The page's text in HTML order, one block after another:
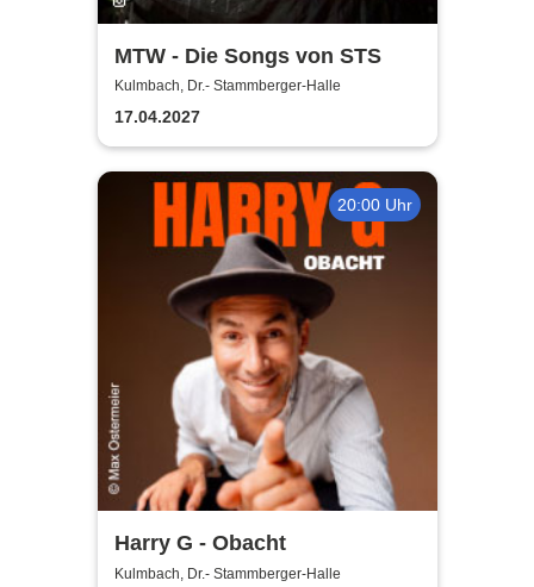
MTW - Die Songs von STS
Kulmbach, Dr.- Stammberger-Halle
17.04.2027
20:00 Uhr
Harry G - Obacht
Kulmbach, Dr.- Stammberger-Halle